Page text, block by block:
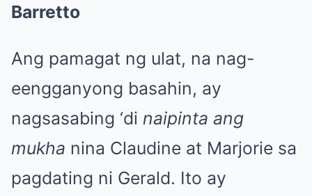
Barretto
Ang pamagat ng ulat, na nag-
eengganyong basahin, ay
nagsasabing ‘di naipinta ang
mukha nina Claudine at Marjorie sa
pagdating ni Gerald. Ito ay